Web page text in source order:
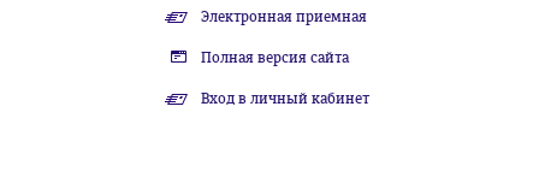
Электронная приемная
Полная версия сайта
Вход в личный кабинет